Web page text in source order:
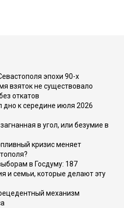
эпохи 90-х
взяток не существовало
откатов
к середине июля 2026
в угол, или безумие в
кризис меняет
в Госдуму: 187
и семьи, которые делают эту
механизм